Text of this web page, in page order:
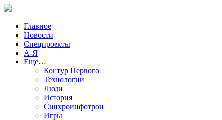
Главное
Новости
Спецпроекты
А-Я
Ещё…
Контур Первого
Технологии
Люди
История
Синхроинфотрон
Игры